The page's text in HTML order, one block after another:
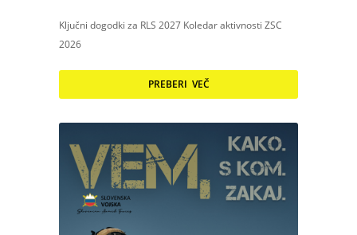
Ključni dogodki za RLS 2027 Koledar aktivnosti ZSC
2026
PREBERI VEČ